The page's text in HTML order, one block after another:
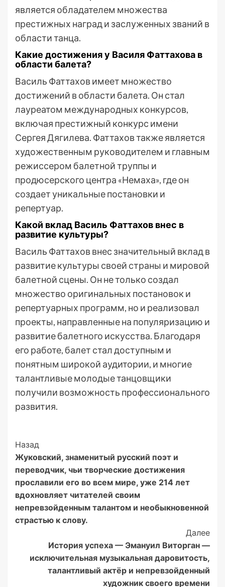
является обладателем множества
престижных наград и заслуженных званий в
области танца.
Какие достижения у Василя Фаттахова в
области балета?
Василь Фаттахов имеет множество
достижений в области балета. Он стал
лауреатом международных конкурсов,
включая престижный конкурс имени
Сергея Дягилева. Фаттахов также является
художественным руководителем и главным
режиссером балетной труппы и
продюсерского центра «Немаха», где он
создает уникальные постановки и
репертуар.
Какой вклад Василь Фаттахов внес в
развитие культуры?
Василь Фаттахов внес значительный вклад в
развитие культуры своей страны и мировой
балетной сцены. Он не только создал
множество оригинальных постановок и
репертуарных программ, но и реализовал
проекты, направленные на популяризацию и
развитие балетного искусства. Благодаря
его работе, балет стал доступным и
понятным широкой аудитории, и многие
талантливые молодые танцовщики
получили возможность профессионального
развития.
Post
Navigation
Назад
Жуковский, знаменитый русский поэт и
переводчик, чьи творческие достижения
прославили его во всем мире, уже 214 лет
вдохновляет читателей своим
непревзойденным талантом и необыкновенной
страстью к слову.
Далее
История успеха — Эмануил Виторган —
исключительная музыкальная даровитость,
талантливый актёр и непревзойденный
художник своего времени